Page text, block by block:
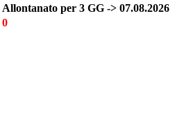
Allontanato per 3 GG -> 07.08.2026
0